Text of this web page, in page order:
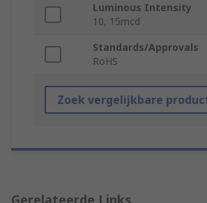
Luminous Intensity
10, 15mcd
Standards/Approvals
RoHS
Zoek vergelijkbare